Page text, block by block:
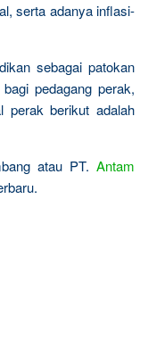
serta adanya inflasi-
sebagai patokan
pedagang perak,
perak berikut adalah
atau PT. Antam